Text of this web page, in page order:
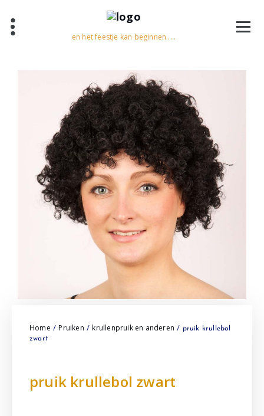
en het feestje kan beginnen ....
Home / Pruiken / krullenpruik en anderen / pruik krullebol
zwart
pruik krullebol zwart